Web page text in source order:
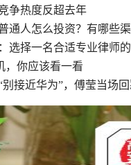
争热度反超去年
通人怎么投资？有哪些渠
选择一名合适专业律师
，你应该看一看
接近华为”，傅莹当场